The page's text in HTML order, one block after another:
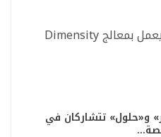
ويأتى هاتف realme 14T يعمل بمعالج Dimensity
و«حلول» تتشاركان في